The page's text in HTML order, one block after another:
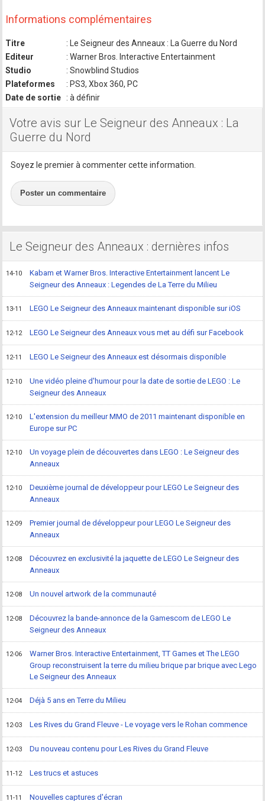
Informations complémentaires
Titre
: Le Seigneur des Anneaux : La Guerre du Nord
Editeur
: Warner Bros. Interactive Entertainment
Studio
: Snowblind Studios
Plateformes
: PS3, Xbox 360, PC
Date de sortie
: à définir
Votre avis sur Le Seigneur des Anneaux : La
Guerre du Nord
Soyez le premier à commenter cette information.
Poster un commentaire
Le Seigneur des Anneaux : dernières infos
14-10
Kabam et Warner Bros. Interactive Entertainment lancent Le
Seigneur des Anneaux : Legendes de La Terre du Milieu
13-11 LEGO Le Seigneur des Anneaux maintenant disponible sur iOS
12-12 LEGO Le Seigneur des Anneaux vous met au défi sur Facebook
12-11 LEGO Le Seigneur des Anneaux est désormais disponible
12-10
Une vidéo pleine d'humour pour la date de sortie de LEGO : Le
Seigneur des Anneaux
12-10
L'extension du meilleur MMO de 2011 maintenant disponible en
Europe sur PC
12-10
Un voyage plein de découvertes dans LEGO : Le Seigneur des
Anneaux
12-10
Deuxième journal de développeur pour LEGO Le Seigneur des
Anneaux
12-09
Premier journal de développeur pour LEGO Le Seigneur des
Anneaux
12-08
Découvrez en exclusivité la jaquette de LEGO Le Seigneur des
Anneaux
12-08 Un nouvel artwork de la communauté
12-08
Découvrez la bande-annonce de la Gamescom de LEGO Le
Seigneur des Anneaux
12-06
Warner Bros. Interactive Entertainment, TT Games et The LEGO
Group reconstruisent la terre du milieu brique par brique avec Lego
Le Seigneur des Anneaux
12-04 Déjà 5 ans en Terre du Milieu
12-03 Les Rives du Grand Fleuve - Le voyage vers le Rohan commence
12-03 Du nouveau contenu pour Les Rives du Grand Fleuve
11-12 Les trucs et astuces
11-11 Nouvelles captures d'écran